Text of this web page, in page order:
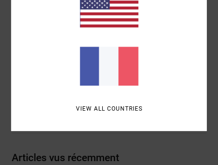
Œillets surpiqués
Écusson brodé tissé RVCA
Bande de propreté à l’intérieur
Articles vus récemment
VIEW ALL COUNTRIES